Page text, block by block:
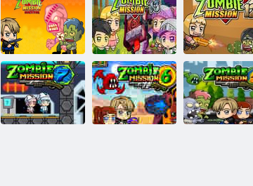
Sopravvissuto
alla missione
zombi
Missione zombi
13
Missione zombi
12